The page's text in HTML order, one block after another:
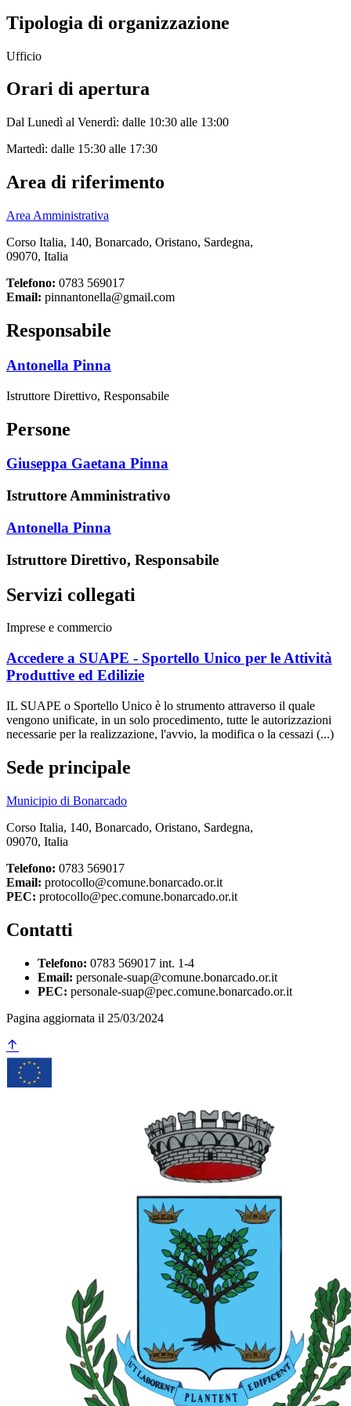
Tipologia di organizzazione
Ufficio
Orari di apertura
Dal Lunedì al Venerdì: dalle 10:30 alle 13:00
Martedì: dalle 15:30 alle 17:30
Area di riferimento
Area Amministrativa
Corso Italia, 140, Bonarcado, Oristano, Sardegna,
09070, Italia
Telefono: 0783 569017
Email: pinnantonella@gmail.com
Responsabile
Antonella Pinna
Istruttore Direttivo, Responsabile
Persone
Giuseppa Gaetana Pinna
Istruttore Amministrativo
Antonella Pinna
Istruttore Direttivo, Responsabile
Servizi collegati
Imprese e commercio
Accedere a SUAPE - Sportello Unico per le Attività
Produttive ed Edilizie
IL SUAPE o Sportello Unico è lo strumento attraverso il quale
vengono unificate, in un solo procedimento, tutte le autorizzazioni
necessarie per la realizzazione, l'avvio, la modifica o la cessazi (...)
Sede principale
Municipio di Bonarcado
Corso Italia, 140, Bonarcado, Oristano, Sardegna,
09070, Italia
Telefono: 0783 569017
Email: protocollo@comune.bonarcado.or.it
PEC: protocollo@pec.comune.bonarcado.or.it
Contatti
Telefono: 0783 569017 int. 1-4
Email: personale-suap@comune.bonarcado.or.it
PEC: personale-suap@pec.comune.bonarcado.or.it
Pagina aggiornata il 25/03/2024